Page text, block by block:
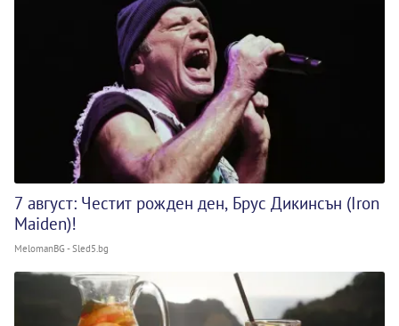
7 август: Честит рожден ден, Брус Дикинсън (Iron
Maiden)!
MelomanBG - Sled5.bg